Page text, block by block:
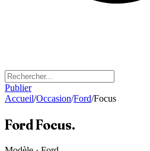
Publier
Accueil/Occasion/Ford/Focus
FordFocus.